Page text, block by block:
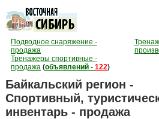
Подводное снаряжение -
продажа
Тренажеры спортивные -
продажа (объявлений - 122)
Байкальский регион -
Спортивный,
инвентарь - продажа